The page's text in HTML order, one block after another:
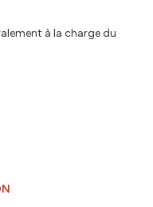
à la charge du